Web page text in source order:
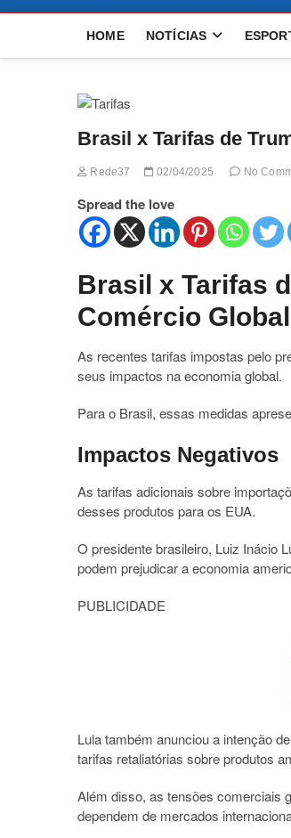
HOME NOTÍCIAS
Brasil x Tarifas de
Rede37 02/04/2025 No
Spread the love
Brasil x Tarifas
Comércio Global
As recentes tarifas impostas pelo
seus impactos na economia global.
Para o Brasil, essas medidas
Impactos Negativos
As tarifas adicionais sobre
desses produtos para os EUA.
O presidente brasileiro, Luiz Inácio
podem prejudicar a economia
PUBLICIDADE
Lula também anunciou a intenção
tarifas retaliatórias sobre produtos
Além disso, as tensões comerciais
dependem de mercados